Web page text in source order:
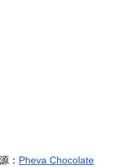
： Pheva Chocolate